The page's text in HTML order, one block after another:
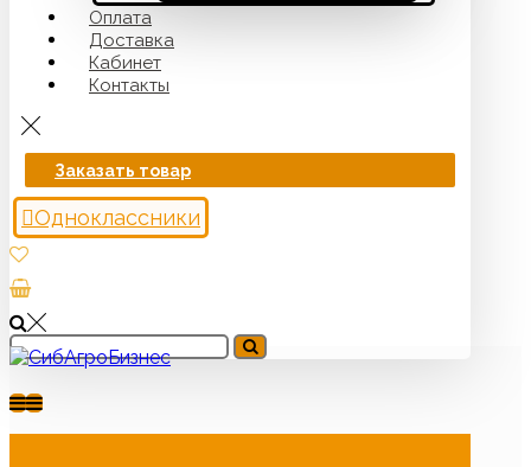
Оплата
Доставка
Кабинет
Контакты
Заказать товар
Одноклассники